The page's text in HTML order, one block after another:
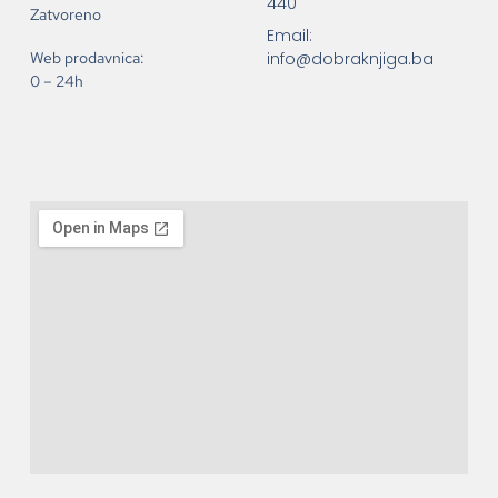
Zatvoreno
Web prodavnica:
0 – 24h
Email:
info@dobraknjiga.ba